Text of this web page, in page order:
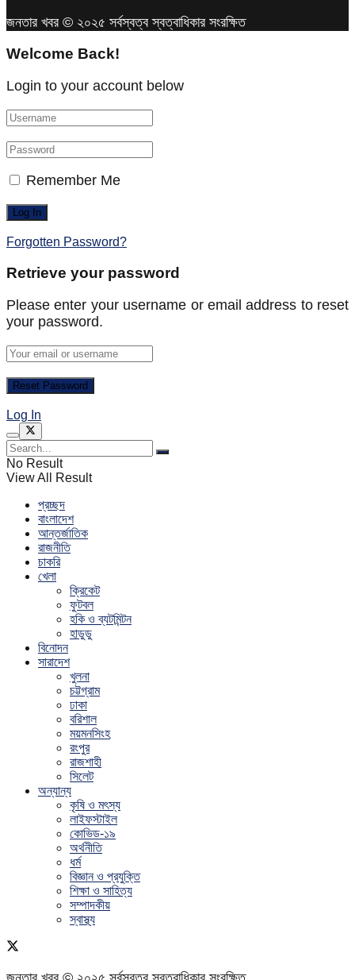
জনতার খবর © ২০২৫ সর্বস্বত্ব স্বত্বাধিকার সংরক্ষিত
Welcome Back!
Login to your account below
Remember Me
Forgotten Password?
Retrieve your password
Please enter your username or email address to reset
your password.
Log In
No Result
View All Result
প্রচ্ছদ
বাংলাদেশ
আন্তর্জাতিক
রাজনীতি
চাকরি
খেলা
ক্রিকেট
ফুটবল
হকি ও ব্যটমিন্টন
হাডুডু
বিনোদন
সারাদেশ
খুলনা
চট্টগ্রাম
ঢাকা
বরিশাল
ময়মনসিংহ
রংপুর
রাজশাহী
সিলেট
অন্যান্য
কৃষি ও মৎস্য
লাইফস্টাইল
কোভিড-১৯
অর্থনীতি
ধর্ম
বিজ্ঞান ও প্রযুক্তি
শিক্ষা ও সাহিত্য
সম্পাদকীয়
স্বাস্থ্য